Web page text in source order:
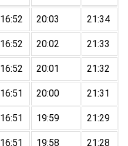
16:52 20:03 21:34
16:52 20:02 21:33
16:52 20:01 21:32
16:51 20:00 21:31
16:51 19:59 21:29
16:51 19:58 21:28